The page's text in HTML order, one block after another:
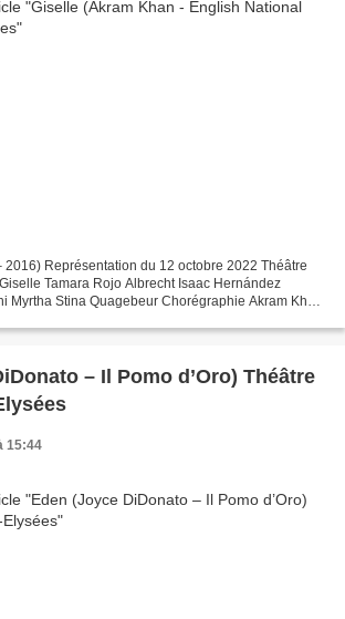
2016) Représentation du 12 octobre 2022 Théâtre
Tamara Rojo Albrecht Isaac Hernández
Myrtha Stina Quagebeur Chorégraphie Akram Khan
– Il Pomo d’Oro) Théâtre
15:44